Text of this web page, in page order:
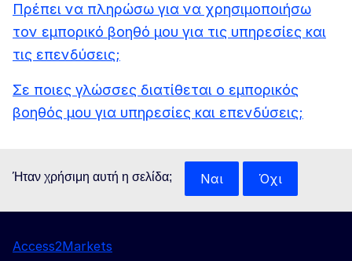
Πρέπει να πληρώσω για να χρησιμοποιήσω
τον εμπορικό βοηθό μου για τις υπηρεσίες και
τις επενδύσεις;
Σε ποιες γλώσσες διατίθεται ο εμπορικός
βοηθός μου για υπηρεσίες και επενδύσεις;
Ήταν χρήσιμη αυτή η σελίδα; Ναι Όχι
Access2Markets